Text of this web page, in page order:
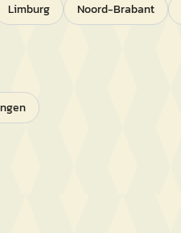
Limburg Noord-Brabant